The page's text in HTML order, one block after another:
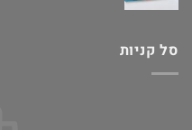
סל קניות